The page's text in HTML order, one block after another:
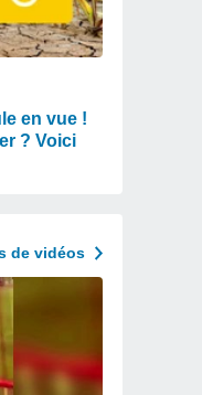
en vue !
? Voici
de vidéos